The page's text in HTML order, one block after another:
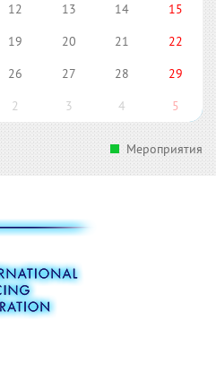
12 13 14
15
19 20 21
22
26 27 28
29
2 3 4 5
Мероприятия